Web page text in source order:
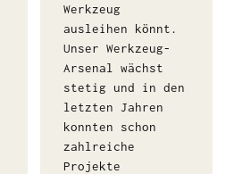
Werkzeug
ausleihen könnt.
Unser Werkzeug-
Arsenal wächst
stetig und in den
letzten Jahren
konnten schon
zahlreiche
Projekte